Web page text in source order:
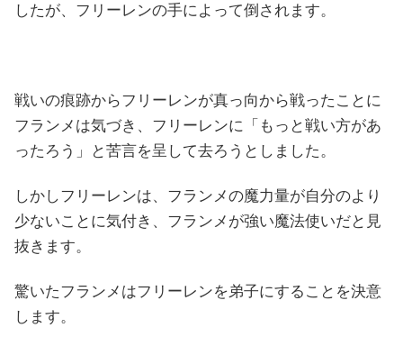
したが、フリーレンの手によって倒されます。
戦いの痕跡からフリーレンが真っ向から戦ったことに
フランメは気づき、フリーレンに「もっと戦い方があ
ったろう」と苦言を呈して去ろうとしました。
しかしフリーレンは、フランメの魔力量が自分のより
少ないことに気付き、フランメが強い魔法使いだと見
抜きます。
驚いたフランメはフリーレンを弟子にすることを決意
します。